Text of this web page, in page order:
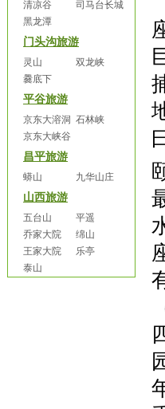
清凉谷
司马台长城
黑龙潭
门头沟旅游
灵山
双龙峡
爨底下
平谷旅游
京东大溶洞 石林峡
京东大峡谷
昌平旅游
蟒山 九华山庄
山西旅游
五台山
平遥
乔家大院
绵山
王家大院
乐亭
泰山